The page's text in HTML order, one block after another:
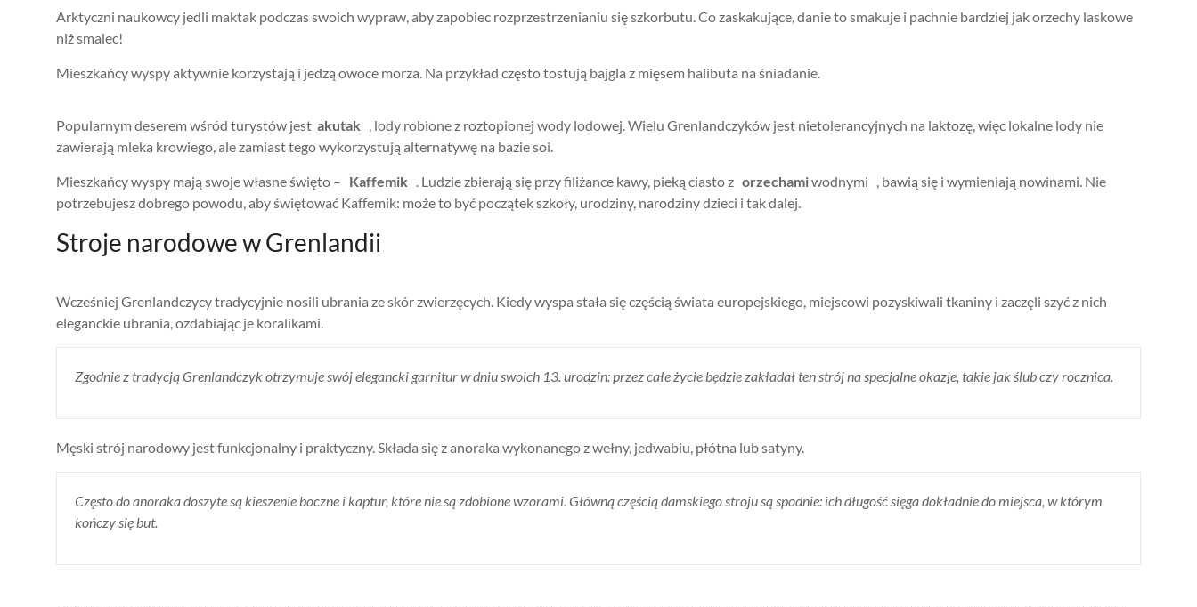
Arktyczni naukowcy jedli maktak podczas swoich wypraw, aby zapobiec rozprzestrzenianiu się szkorbutu. Co zaskakujące, danie to smakuje i pachnie bardziej jak orzechy laskowe
niż smalec!
Mieszkańcy wyspy aktywnie korzystają i jedzą owoce morza. Na przykład często tostują bajgla z mięsem halibuta na śniadanie.
Popularnym deserem wśród turystów jest akutak , lody robione z roztopionej wody lodowej. Wielu Grenlandczyków jest nietolerancyjnych na laktozę, więc lokalne lody nie
zawierają mleka krowiego, ale zamiast tego wykorzystują alternatywę na bazie soi.
Mieszkańcy wyspy mają swoje własne święto – Kaffemik . Ludzie zbierają się przy filiżance kawy, pieką ciasto z orzechamiwodnymi , bawią się i wymieniają nowinami. Nie
potrzebujesz dobrego powodu, aby świętować Kaffemik: może to być początek szkoły, urodziny, narodziny dzieci i tak dalej.
Stroje narodowe w Grenlandii
Wcześniej Grenlandczycy tradycyjnie nosili ubrania ze skór zwierzęcych. Kiedy wyspa stała się częścią świata europejskiego, miejscowi pozyskiwali tkaniny i zaczęli szyć z nich
eleganckie ubrania, ozdabiając je koralikami.
Zgodnie z tradycją Grenlandczyk otrzymuje swój elegancki garnitur w dniu swoich 13. urodzin: przez całe życie będzie zakładał ten strój na specjalne okazje, takie jak ślub czy rocznica.
Męski strój narodowy jest funkcjonalny i praktyczny. Składa się z anoraka wykonanego z wełny, jedwabiu, płótna lub satyny.
Często do anoraka doszyte są kieszenie boczne i kaptur, które nie są zdobione wzorami. Główną częścią damskiego stroju są spodnie: ich długość sięga dokładnie do miejsca, w którym
kończy się but.